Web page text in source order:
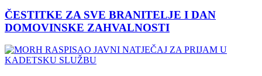
ČESTITKE ZA SVE BRANITELJE I DAN
DOMOVINSKE ZAHVALNOSTI